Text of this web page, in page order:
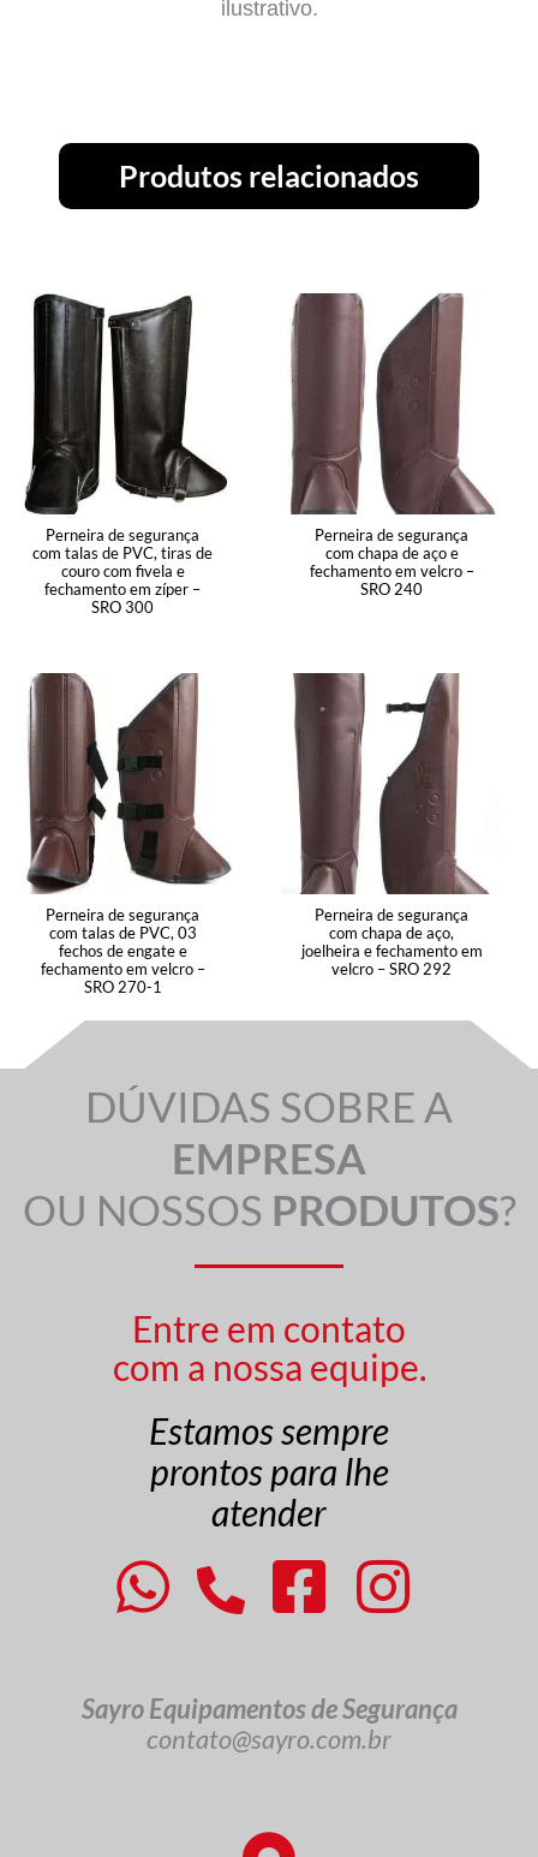
ilustrativo.
Produtos relacionados
Perneira de segurança
com talas de PVC, tiras de
couro com fivela e
fechamento em zíper –
SRO 300
Perneira de segurança
com chapa de aço e
fechamento em velcro –
SRO 240
Perneira de segurança
com talas de PVC, 03
fechos de engate e
fechamento em velcro –
SRO 270-1
Perneira de segurança
com chapa de aço,
joelheira e fechamento em
velcro – SRO 292
DÚVIDAS SOBRE A
EMPRESA
OU NOSSOS PRODUTOS?
Entre em contato
com a nossa equipe.
Estamos sempre
prontos para lhe
atender
Sayro Equipamentos de Segurança
contato@sayro.com.br